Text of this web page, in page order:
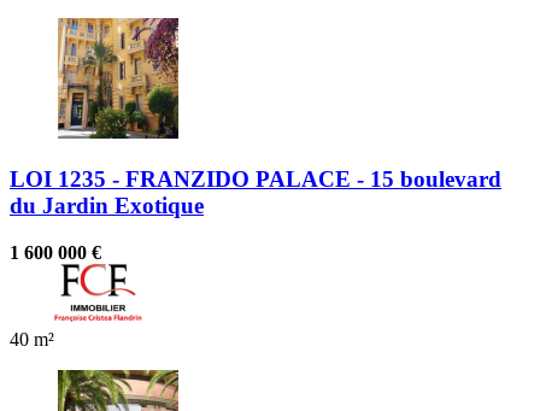
LOI 1235 - FRANZIDO PALACE - 15 boulevard
du Jardin Exotique
1 600 000 €
40 m²